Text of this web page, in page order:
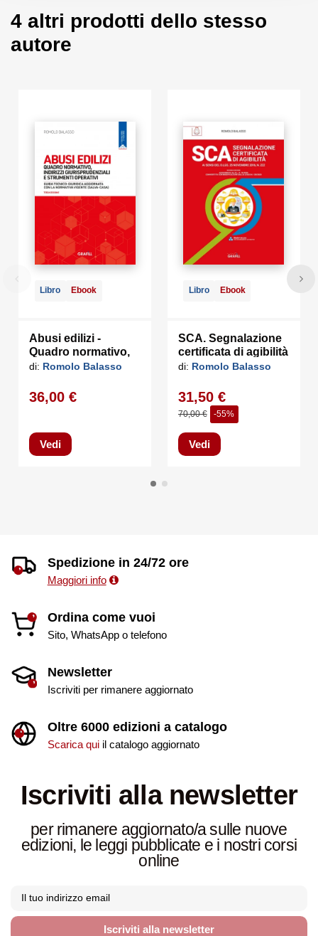
REQUISITI HARDWARE E SOFTWARE
Romolo Balasso, architetto libero professionista, già autore di
diverse pubblicazioni, svolge principalmente attività di
consulente e formatore, approfondendo quegli aspetti tecnici
regolati dal diritto positivo e vivente. È presidente del Centro
Studi tecnico-giuridici Tecnojus, libera associazione
volontaristica e senza scopo di lucro che unisce tecnici e giuristi
nel comune intento di condividere la propria cultura
professionale ed esperienziale su tematiche comuni,
collaborando a livello nazionale con vari organismi professionali,
istituzionali e categoriali.
4 altri prodotti dello stesso
autore
Libro Ebook
Abusi edilizi -
Quadro normativo,
indirizzi
strumenti operativi
di: Romolo Balasso
36,00 €
Vedi
Libro Ebook
SCA. Segnalazione
certificata di agibilità
di: Romolo Balasso
31,50 €
70,00 € -55%
Vedi
Spedizione in 24/72 ore
Maggiori info
Ordina come vuoi
Sito, WhatsApp o telefono
Newsletter
Iscriviti per rimanere aggiornato
Oltre 6000 edizioni a catalogo
Scarica quiil catalogo aggiornato
Iscriviti alla newsletter
per rimanere aggiornato/a sulle nuove
edizioni, le leggi pubblicate e i nostri corsi
online
Iscriviti alla newsletter